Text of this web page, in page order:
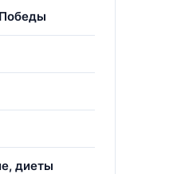
диеты